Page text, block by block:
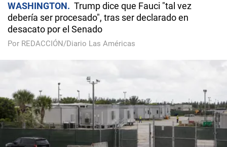
WASHINGTON
Trump dice que Fauci "tal vez
debería ser procesado", tras ser declarado en
desacato por el Senado
Por REDACCIÓN/Diario Las Américas